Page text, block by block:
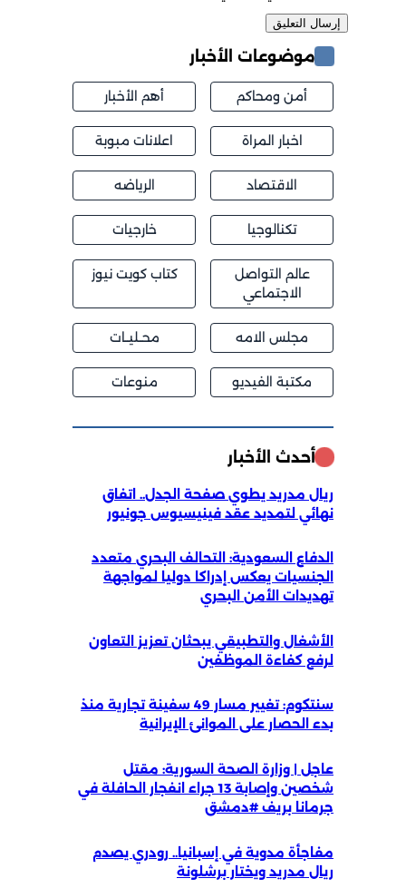
موضوعات الأخبار
أمن ومحاكم أهم الأخبار
اخبار المراة اعلانات مبوبة
الاقتصاد الرياضه
تكنالوجيا خارجيات
عالم التواصل
الاجتماعي
كتاب كويت نيوز
مجلس الامه محــليــات
مكتبة الفيديو منوعات
أحدث الأخبار
ريال مدريد يطوي صفحة الجدل.. اتفاق
نهائي لتمديد عقد فينيسيوس جونيور
الدفاع السعودية: التحالف البحري متعدد
الجنسيات يعكس إدراكا دوليا لمواجهة
تهديدات الأمن البحري
الأشغال والتطبيقي يبحثان تعزيز التعاون
لرفع كفاءة الموظفين
سنتكوم: تغيير مسار 49 سفينة تجارية منذ
بدء الحصار على الموانئ الإيرانية
عاجل | وزارة الصحة السورية: مقتل
شخصين وإصابة 13 جراء انفجار الحافلة في
جرمانا بريف #دمشق
مفاجأة مدوية في إسبانيا.. رودري يصدم
ريال مدريد ويختار برشلونة